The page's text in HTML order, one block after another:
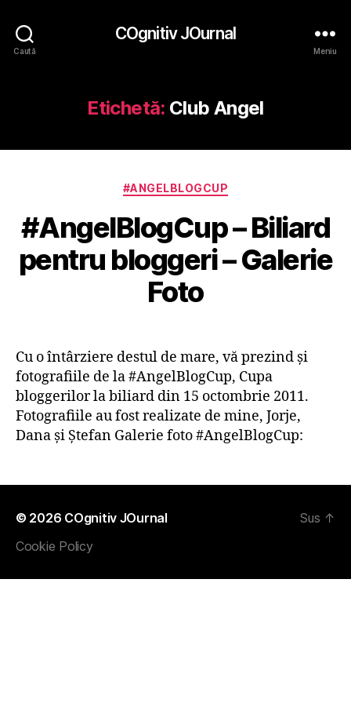
Caută
COgnitiv JOurnal
Meniu
Etichetă: Club Angel
Categorii
#ANGELBLOGCUP
#AngelBlogCup – Biliard
pentru bloggeri – Galerie
Foto
Cu o întârziere destul de mare, vă prezind şi
fotografiile de la #AngelBlogCup, Cupa
bloggerilor la biliard din 15 octombrie 2011.
Fotografiile au fost realizate de mine, Jorje,
Dana şi Ştefan Galerie foto #AngelBlogCup:
© 2026 COgnitiv JOurnal
Cookie Policy
Sus ↑